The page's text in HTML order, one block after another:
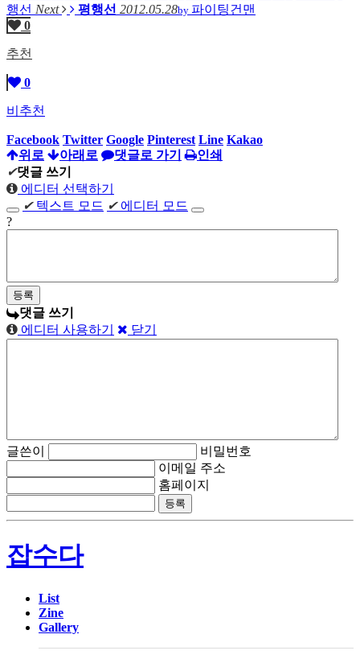
행선 Next 평행선 2012.05.28by 파이팅건맨
0
추천
0
비추천
Facebook Twitter Google Pinterest Line Kakao
위로
아래로 댓글로 가기
인쇄
✔댓글 쓰기
에디터 선택하기
✔ 텍스트 모드 ✔ 에디터 모드
?
댓글 쓰기
에디터 사용하기
닫기
글쓴이
비밀번호
이메일 주소
홈페이지
잡수다
List
Zine
Gallery